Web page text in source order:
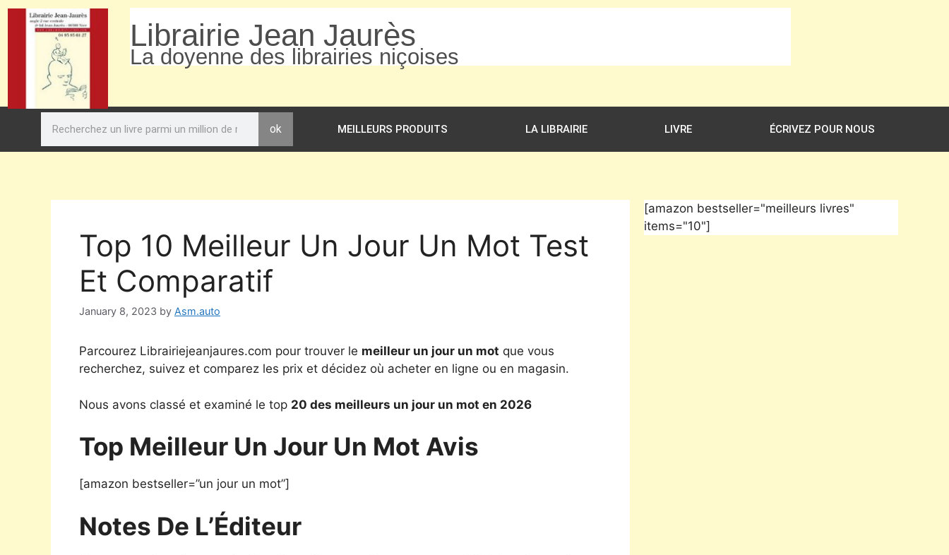
Librairie Jean Jaurès
La doyenne des librairies niçoises
ok MEILLEURS PRODUITS LA LIBRAIRIE LIVRE ÉCRIVEZ POUR NOUS
Top 10 Meilleur Un Jour Un Mot Test
Et Comparatif
January 8, 2023 by Asm.auto
Parcourez Librairiejeanjaures.com pour trouver le meilleur un jour un mot que vous
recherchez, suivez et comparez les prix et décidez où acheter en ligne ou en magasin.
Nous avons classé et examiné le top 20 des meilleurs un jour un mot en 2026
Top Meilleur Un Jour Un Mot Avis
[amazon bestseller=”un jour un mot”]
Notes De L’Éditeur
[amazon bestseller="meilleurs livres"
items="10"]